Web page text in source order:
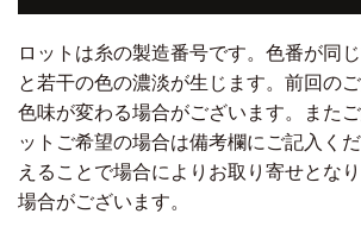
ロットは糸の製造番号です。色番が同
と若干の色の濃淡が生じます。前回の
色味が変わる場合がございます。また
ットご希望の場合は備考欄にご記入く
えることで場合によりお取り寄せとな
場合がございます。